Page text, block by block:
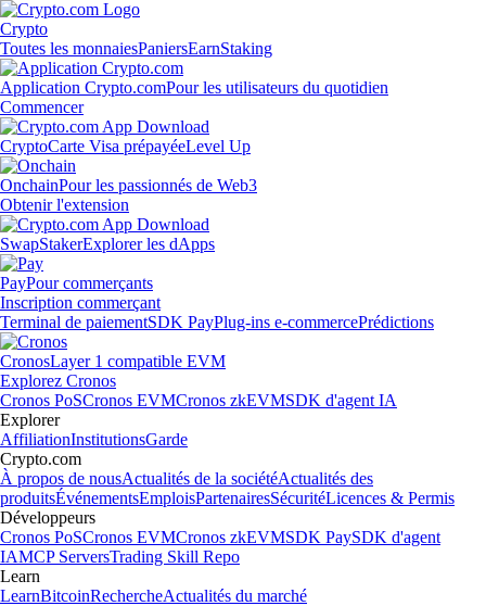
Crypto
Toutes les monnaiesPaniersEarnStaking
Application Crypto.comPour les utilisateurs du quotidien
Commencer
CryptoCarte Visa prépayéeLevel Up
OnchainPour les passionnés de Web3
Obtenir l'extension
SwapStakerExplorer les dApps
PayPour commerçants
Inscription commerçant
Terminal de paiementSDK PayPlug-ins e-commercePrédictions
CronosLayer 1 compatible EVM
Explorez Cronos
Cronos PoSCronos EVMCronos zkEVMSDK d'agent IA
Explorer
AffiliationInstitutionsGarde
Crypto.com
À propos de nousActualités de la sociétéActualités des
produitsÉvénementsEmploisPartenairesSécuritéLicences & Permis
Développeurs
Cronos PoSCronos EVMCronos zkEVMSDK PaySDK d'agent
IAMCP ServersTrading Skill Repo
Learn
LearnBitcoinRechercheActualités du marché